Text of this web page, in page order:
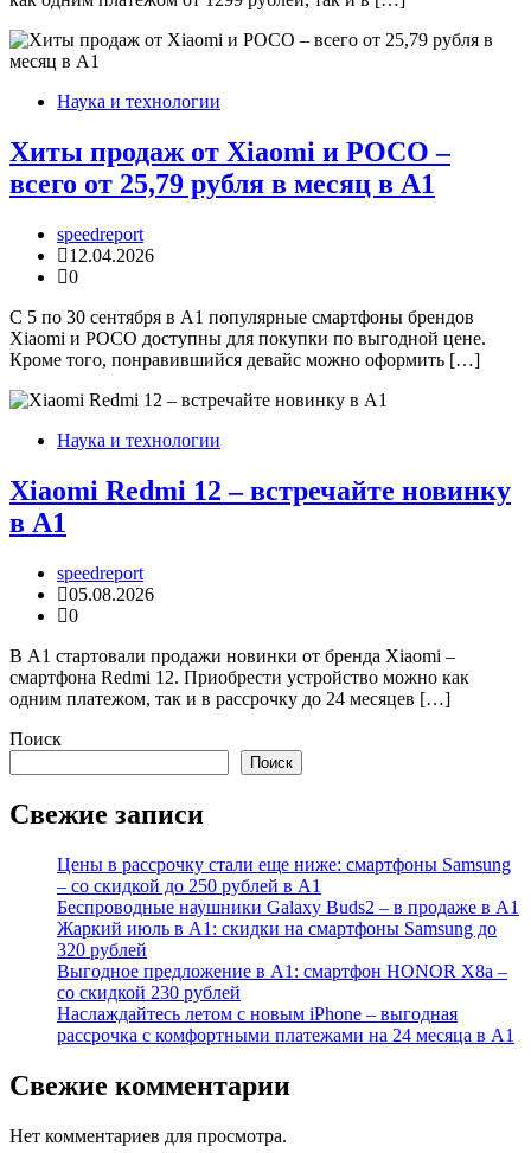
Наука и технологии
Хиты продаж от Xiaomi и POCO –
всего от 25,79 рубля в месяц в А1
speedreport
12.04.2026
0
С 5 по 30 сентября в А1 популярные смартфоны брендов
Xiaomi и POCO доступны для покупки по выгодной цене.
Кроме того, понравившийся девайс можно оформить […]
Наука и технологии
Xiaomi Redmi 12 – встречайте новинку
в А1
speedreport
05.08.2026
0
В А1 стартовали продажи новинки от бренда Xiaomi –
смартфона Redmi 12. Приобрести устройство можно как
одним платежом, так и в рассрочку до 24 месяцев […]
Поиск
Поиск
Свежие записи
Цены в рассрочку стали еще ниже: смартфоны Samsung
– со скидкой до 250 рублей в А1
Беспроводные наушники Galaxy Buds2 – в продаже в А1
Жаркий июль в А1: скидки на смартфоны Samsung до
320 рублей
Выгодное предложение в А1: смартфон HONOR X8a –
со скидкой 230 рублей
Наслаждайтесь летом с новым iPhone – выгодная
рассрочка с комфортными платежами на 24 месяца в А1
Свежие комментарии
Нет комментариев для просмотра.